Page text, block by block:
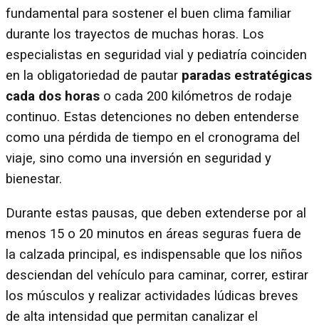
fundamental para sostener el buen clima familiar
durante los trayectos de muchas horas. Los
especialistas en seguridad vial y pediatría coinciden
en la obligatoriedad de pautar paradas estratégicas
cada dos horas o cada 200 kilómetros de rodaje
continuo. Estas detenciones no deben entenderse
como una pérdida de tiempo en el cronograma del
viaje, sino como una inversión en seguridad y
bienestar.
Durante estas pausas, que deben extenderse por al
menos 15 o 20 minutos en áreas seguras fuera de
la calzada principal, es indispensable que los niños
desciendan del vehículo para caminar, correr, estirar
los músculos y realizar actividades lúdicas breves
de alta intensidad que permitan canalizar el